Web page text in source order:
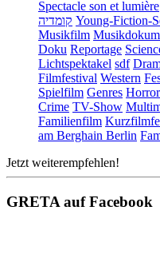
Spectacle son et lumière
קומדיה Young-Fiction-
Musikfilm
Doku Reportage
Lichtspektakel sdf
Filmfestival Western
Spielfilm Genres
Crime TV-Show
Familienfilm
am Berghain Berlin
Jetzt weiterempfehlen!
GRETA auf Facebook